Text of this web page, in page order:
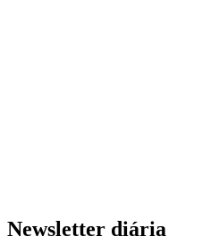
Newsletter diária